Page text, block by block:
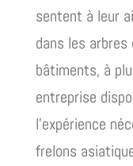
sentent à leur
dans les
bâtiments, à
entreprise
l’expérience
frelons